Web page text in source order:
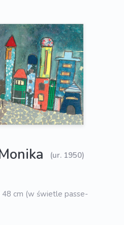
(ur. 1950)
48 cm (w świetle passe-